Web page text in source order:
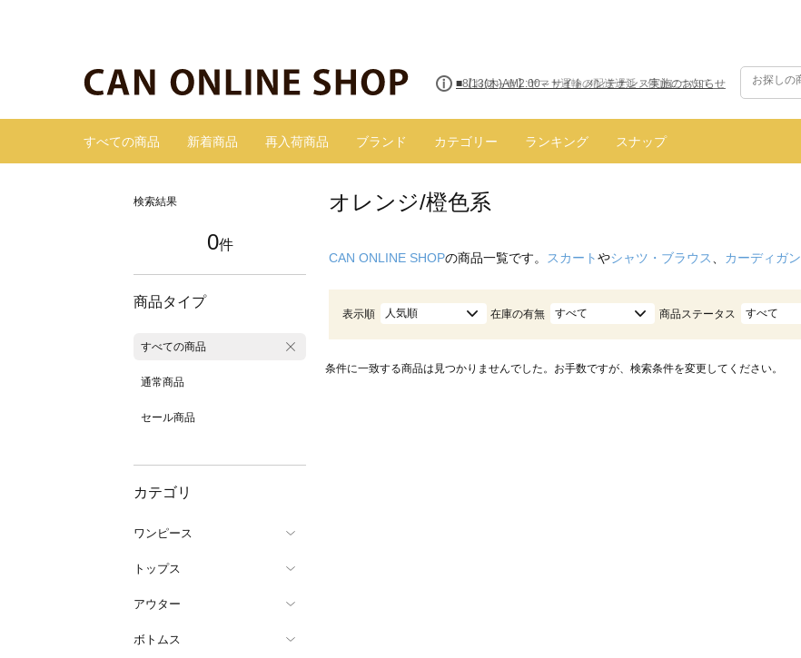
■8/13(木)AM2:00～サイトメンテナンス実施のお知らせ
すべての商品 新着商品 再入荷商品 ブランド カテゴリー ランキング スナップ
検索結果
0件
商品タイプ
すべての商品
通常商品
セール商品
カテゴリ
ワンピース
トップス
アウター
ボトムス
オレンジ/橙色系
CAN ONLINE SHOPの商品一覧です。 スカートやシャツ・ブラウス カーディガン
表示順 人気順 在庫の有無 すべて 商品ステータス すべて
条件に一致する商品は見つかりませんでした。お手数ですが、検索条件を変更してください。